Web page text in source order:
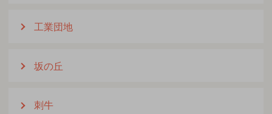
工業団地
坂の丘
刺牛